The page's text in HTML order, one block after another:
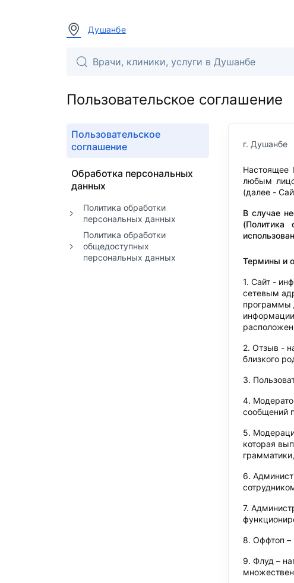
Душанбе
Пользовательское соглашение
Пользовательское
соглашение
Обработка персональных
данных
Политика обработки
персональных данных
Политика обработки
общедоступных
персональных данных
г. Душанбе
Настоящее
любым
(далее -
В случае
(Политика
Термины и
Сайт -
сетевым
программы
Отзыв -
близкого
сообщений
которая
Оффтоп –
Флуд –